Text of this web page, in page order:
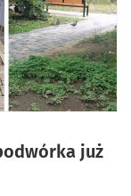
już